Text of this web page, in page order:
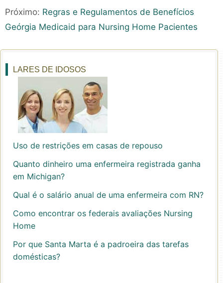
Próximo: Regras e Regulamentos de Benefícios
Geórgia Medicaid para Nursing Home Pacientes
LARES DE IDOSOS
Uso de restrições em casas de repouso
Quanto dinheiro uma enfermeira registrada ganha
em Michigan?
Qual é o salário anual de uma enfermeira com RN?
Como encontrar os federais avaliações Nursing
Home
Por que Santa Marta é a padroeira das tarefas
domésticas?